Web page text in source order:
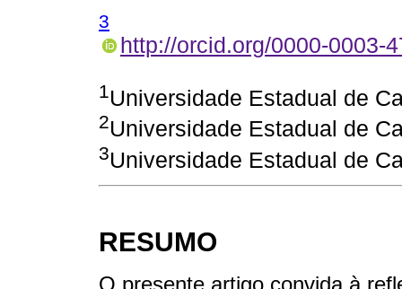
3
http://orcid.org/0000-0003-
1Universidade Estadual de
2Universidade Estadual de
3Universidade Estadual de
RESUMO
O presente artigo convida à